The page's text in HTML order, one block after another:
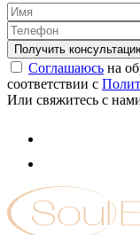
Соглашаюсь на
соответствии с
Или свяжитесь с